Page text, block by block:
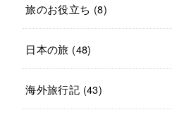
旅のお役立ち (8)
日本の旅 (48)
海外旅行記 (43)